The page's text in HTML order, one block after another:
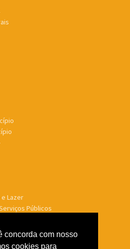
Lazer
Públicos
concorda com nosso
cookies para